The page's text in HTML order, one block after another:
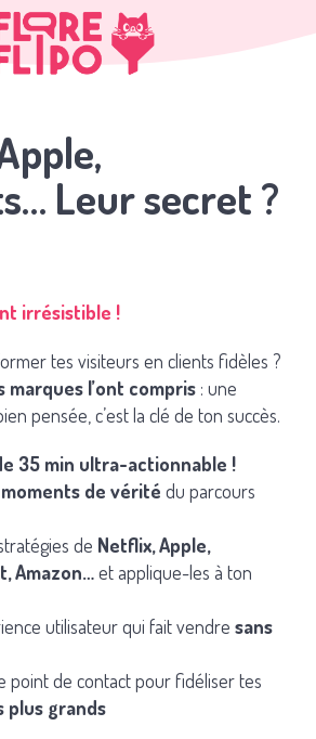
Leur secret ?
irrésistible !
tes visiteurs en clients fidèles ?
marques l’ont compris : une
pensée, c’est la clé de ton succès.
35 min ultra-actionnable !
de vérité du parcours
de Netflix, Apple,
Amazon…et applique-les à ton
utilisateur qui fait vendre sans
point de contact pour fidéliser tes
plus grands